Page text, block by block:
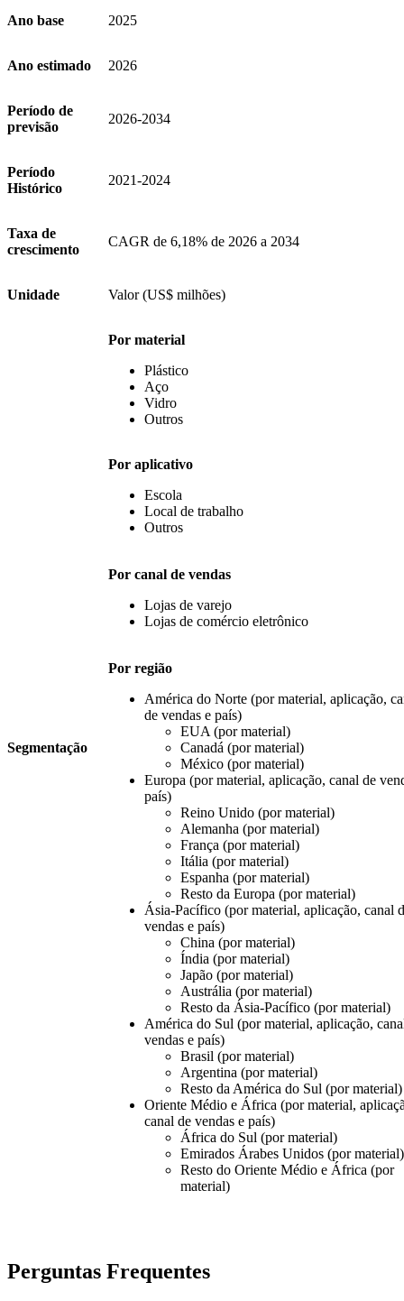
Ano base 2025
Ano estimado 2026
Período de
previsão
2026-2034
Período
Histórico
2021-2024
Taxa de
crescimento
CAGR de 6,18% de 2026 a 2034
Unidade Valor (US$ milhões)
Segmentação
Por material
Plástico
Aço
Vidro
Outros
Por aplicativo
Escola
Local de trabalho
Outros
Por canal de vendas
Lojas de varejo
Lojas de comércio eletrônico
Por região
América do Norte (por material, aplicação,
de vendas e país)
EUA (por material)
Canadá (por material)
México (por material)
Europa (por material, aplicação, canal de
país)
Reino Unido (por material)
Alemanha (por material)
França (por material)
Itália (por material)
Espanha (por material)
Resto da Europa (por material)
Ásia-Pacífico (por material, aplicação, canal
vendas e país)
China (por material)
Índia (por material)
Japão (por material)
Austrália (por material)
Resto da Ásia-Pacífico (por material)
América do Sul (por material, aplicação,
vendas e país)
Brasil (por material)
Argentina (por material)
Resto da América do Sul (por material)
Oriente Médio e África (por material,
canal de vendas e país)
África do Sul (por material)
Emirados Árabes Unidos (por material)
Resto do Oriente Médio e África (por
material)
Perguntas Frequentes